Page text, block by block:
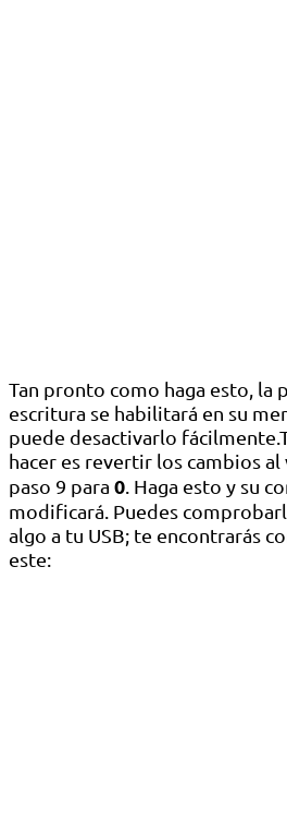
Tan pronto como haga esto, la
escritura se habilitará en su
puede desactivarlo
hacer es revertir los cambios al
paso 9 para 0 . Haga esto y su
modificará. Puedes
algo a tu USB; te encontrarás
este: